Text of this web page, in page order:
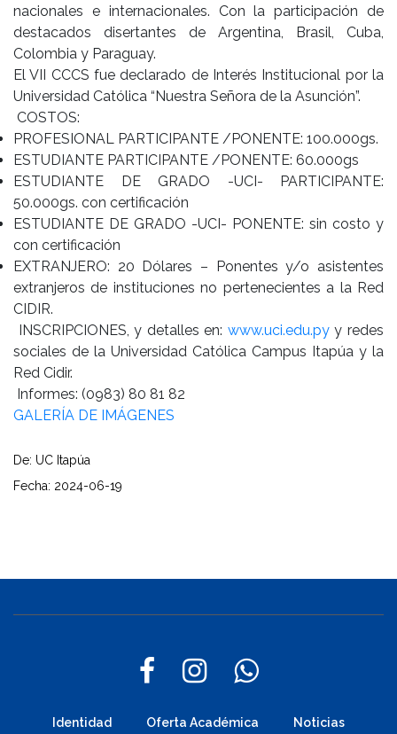
nacionales e internacionales. Con la participación de
destacados disertantes de Argentina, Brasil, Cuba,
Colombia y Paraguay.
El VII CCCS fue declarado de Interés Institucional por la
Universidad Católica “Nuestra Señora de la Asunción”.
COSTOS:
PROFESIONAL PARTICIPANTE /PONENTE: 100.000gs.
ESTUDIANTE PARTICIPANTE /PONENTE: 60.000gs
ESTUDIANTE DE GRADO -UCI- PARTICIPANTE:
50.000gs. con certificación
ESTUDIANTE DE GRADO -UCI- PONENTE: sin costo y
con certificación
EXTRANJERO: 20 Dólares – Ponentes y/o asistentes
extranjeros de instituciones no pertenecientes a la Red
CIDIR.
INSCRIPCIONES, y detalles en: www.uci.edu.pyy redes
sociales de la Universidad Católica Campus Itapúa y la
Red Cidir.
Informes: (0983) 80 81 82
GALERÍA DE IMÁGENES
De: UC Itapúa
Fecha: 2024-06-19
Identidad Oferta Académica Noticias